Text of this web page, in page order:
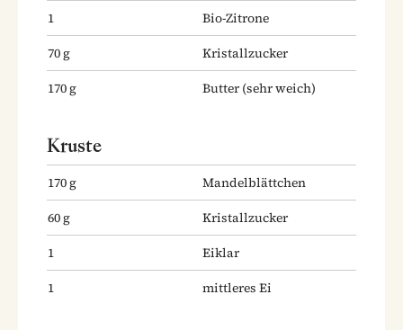
1
Bio-Zitrone
70g
Kristallzucker
170g Butter (sehr weich)
Kruste
170g
Mandelblättchen
60g
Kristallzucker
1
Eiklar
1
mittleres Ei